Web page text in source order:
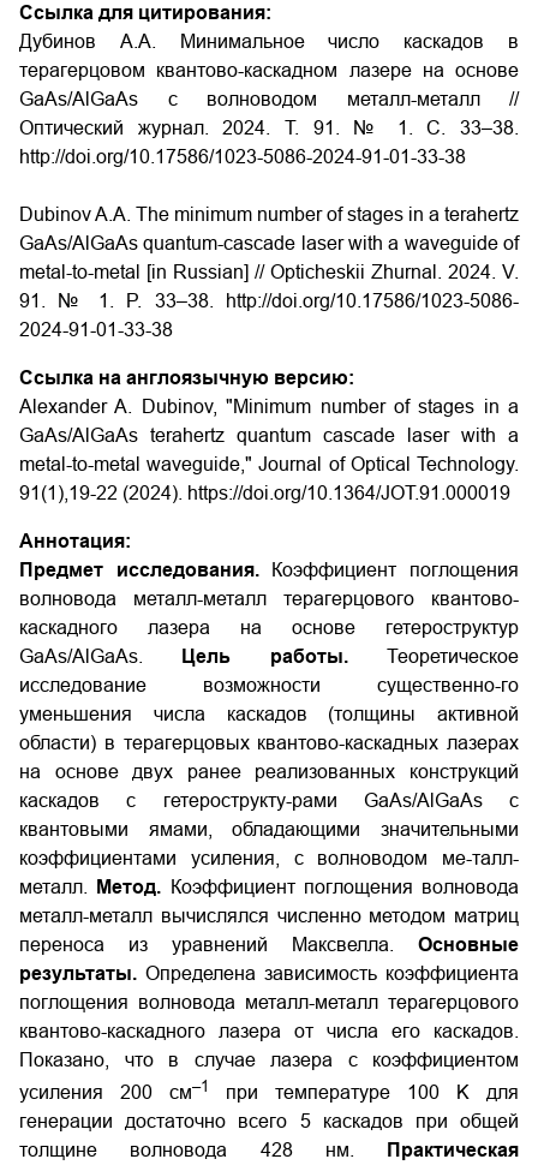
Ссылка для цитирования:
Дубинов А.А. Минимальное число каскадов в
терагерцовом квантово-каскадном лазере на основе
GaAs/AlGaAs с волноводом металл-металл //
Оптический журнал. 2024. Т. 91. № 1. С. 33–38.
http://doi.org/10.17586/1023-5086-2024-91-01-33-38
Dubinov A.A. The minimum number of stages in a terahertz
GaAs/AlGaAs quantum-cascade laser with a waveguide of
metal-to-metal [in Russian] // Opticheskii Zhurnal. 2024. V.
91. № 1. P. 33–38. http://doi.org/10.17586/1023-5086-
2024-91-01-33-38
Ссылка на англоязычную версию:
Alexander A. Dubinov, "Minimum number of stages in a
GaAs/AlGaAs terahertz quantum cascade laser with a
metal-to-metal waveguide," Journal of Optical Technology.
91(1),19-22 (2024). https://doi.org/10.1364/JOT.91.000019
Аннотация:
Предмет исследования.Коэффициент поглощения
волновода металл-металл терагерцового квантово-
каскадного лазера на основе гетероструктур
GaAs/AlGaAs.
Цель работы.Теоретическое
исследование возможности существенно-го
уменьшения числа каскадов (толщины активной
области) в терагерцовых квантово-каскадных лазерах
на основе двух ранее реализованных конструкций
каскадов с гетерострукту-рами GaAs/AlGaAs с
квантовыми ямами, обладающими значительными
коэффициентами усиления, с волноводом ме-талл-
металл.
Метод. Коэффициент поглощения волновода
металл-металл вычислялся численно методом матриц
переноса из уравнений Максвелла. Основные
результаты. Определена зависимость коэффициента
поглощения волновода металл-металл терагерцового
квантово-каскадного лазера от числа его каскадов.
Показано, что в случае лазера с коэффициентом
усиления 200 см–1
при температуре 100 K для
генерации достаточно всего 5 каскадов при общей
толщине волновода 428 нм.
Практическая